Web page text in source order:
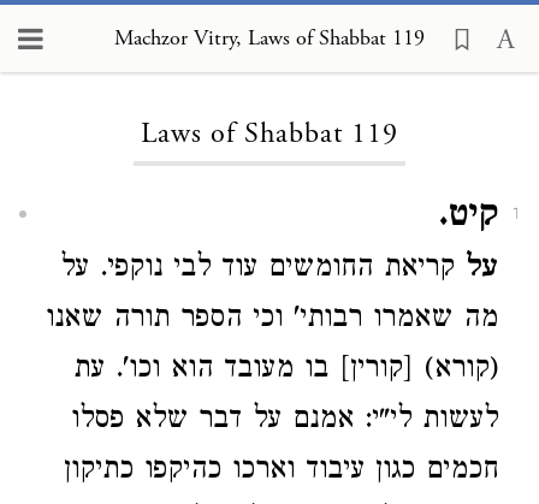
Machzor Vitry, Laws of Shabbat 119
Laws of Shabbat 119
1 קיט.
על קריאת החומשים עוד לבי נוקפי. על
מה שאמרו רבותי' וכי הספר תורה שאנו
(קורא) [קורין] בו מעובד הוא וכו'. עת
לעשות לי"י: אמנם על דבר שלא פסלו
חכמים כגון עיבוד וארכו כהיקפו כתיקון